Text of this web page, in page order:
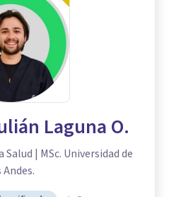
Laguna O.
| MSc. Universidad de
Andes.